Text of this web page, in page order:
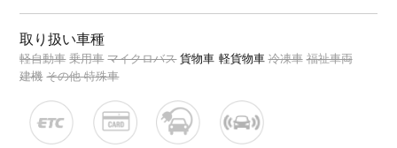
取り扱い車種
軽自動車 乗用車 マイクロバス 貨物車 軽貨物車 冷凍車 福祉車両
建機 その他 特殊車